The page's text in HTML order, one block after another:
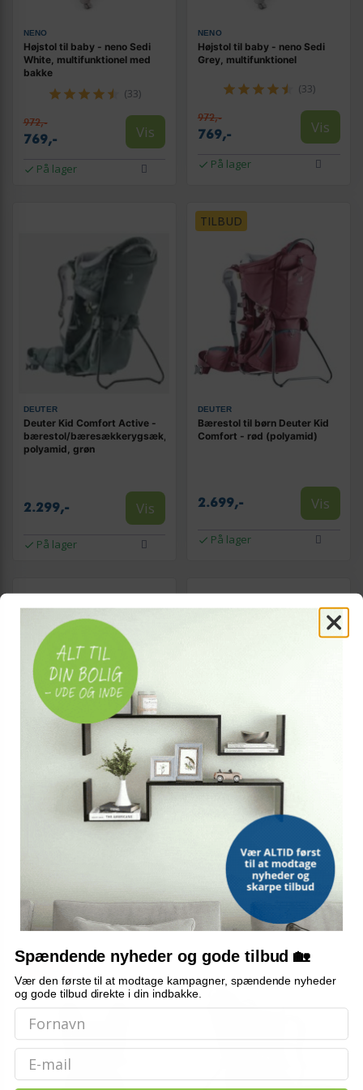
NENO
Højstol til baby - neno Sedi
White, multifunktionel med
bakke
(33)
972,-
769,- Vis
På lager
NENO
Højstol til baby - neno Sedi
Grey, multifunktionel
(33)
972,-
769,- Vis
På lager
DEUTER
Deuter Kid Comfort Active -
bærestol/bæresækkerygsæk,
polyamid, grøn
2.299,- Vis
På lager
TILBUD
DEUTER
Bærestol til børn Deuter Kid
Comfort - rød (polyamid)
2.699,- Vis
På lager
Osprey Poco LT bærestol til
På lager
OSPREY
bærestol til børn - sort
3.099,- Vis
På lager
TILBUD
Spændende nyheder og gode tilbud 🏡
Vær den første til at modtage kampagner, spændende nyheder
og gode tilbud direkte i din indbakke.
Email